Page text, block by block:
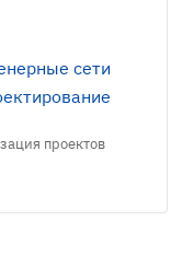
сети
проектов